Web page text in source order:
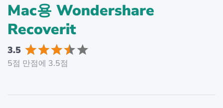
Mac용 Wondershare
Recoverit
3.5
5점 만점에 3.5점